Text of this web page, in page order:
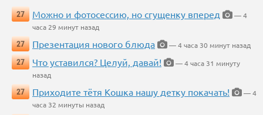
27 Можно и фотосессию, но сгущенку вперед
— 4
часа 29 минут назад
27
Презентация нового блюда
— 4 часа 30 минут назад
27
Что уставился? Целуй, давай!
— 4 часа 31 минуту
назад
27
Приходите тётя Кошка нашу детку покачать!
— 4
часа 32 минуты назад